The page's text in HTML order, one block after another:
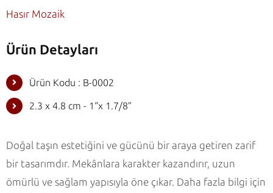
Hasır Mozaik
Ürün Detayları
Ürün Kodu : B-0002
2.3 x 4.8 cm - 1“x 1.7/8”
Doğal taşın estetiğini ve gücünü bir araya getiren zarif
bir tasarımdır. Mekânlara karakter kazandırır, uzun
ömürlü ve sağlam yapısıyla öne çıkar. Daha fazla bilgi için